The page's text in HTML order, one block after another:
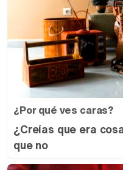
¿Por qué ves caras?
¿Creías que era
que no